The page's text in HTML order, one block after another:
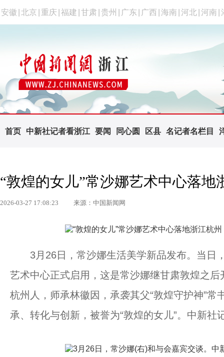
安徽 北京 重庆 福建 甘肃 贵州 广东 广西 海南 河北 河南
首页 中新社记者看浙江 要闻 同心圆 区县 名记者名栏目
“敦煌的女儿”常沙娜艺术中心落地
2026-03-27 17:08:23 来源：中国新闻网
3月26日，常沙娜生活美学新品发布。当日
艺术中心正式启用，这是常沙娜继甘肃敦煌之
杭州人，师承林徽因，承袭其父“敦煌守护神”
承、转化与创新，被誉为“敦煌的女儿”。中新社